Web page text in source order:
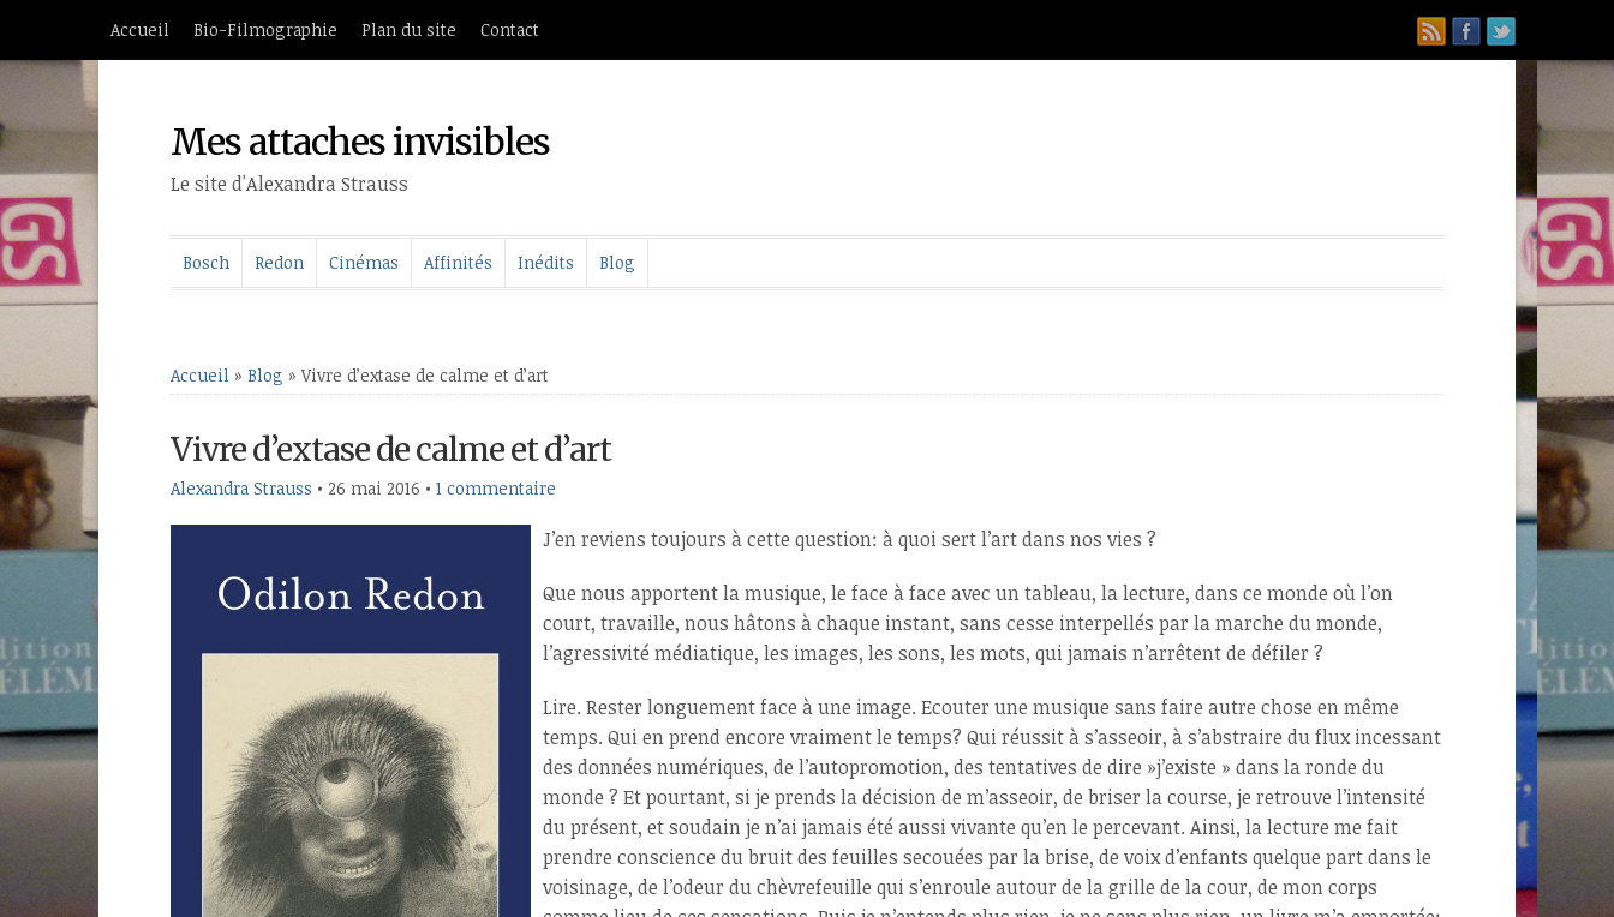
Accueil Bio-Filmographie Plan du site Contact
Mes attaches invisibles
Le site d'Alexandra Strauss
Bosch Redon Cinémas Affinités Inédits Blog
Accueil » Blog »Vivre d’extase de calme et d’art
Vivre d’extase de calme et d’art
Alexandra Strauss • 26 mai 2016 • 1 commentaire
J’en reviens toujours à cette question: à quoi sert l’art dans nos vies ?
Que nous apportent la musique, le face à face avec un tableau, la lecture, dans ce monde où l’on
court, travaille, nous hâtons à chaque instant, sans cesse interpellés par lamarche du monde,
l’agressivité médiatique, les images, les sons, les mots, qui jamais n’arrêtent de défiler ?
Lire. Rester longuement face à une image. Ecouter une musique sans faire autre chose en même
temps. Qui en prend encore vraiment le temps? Qui réussit à s’asseoir, à s’abstraire du flux incessant
des données numériques, de l’autopromotion, des tentatives de dire »j’existe » dans la ronde du
monde ? Et pourtant, si je prends la décision de m’asseoir, de briser la course, je retrouve l’intensité
du présent, et soudain je n’ai jamais été aussi vivante qu’en le percevant. Ainsi, la lecture me fait
prendre conscience du bruit des feuilles secouées par la brise, de voix d’enfants quelque part dans le
voisinage, de l’odeur du chèvrefeuille qui s’enroule autour de la grille de la cour, de mon corps